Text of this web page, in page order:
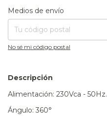
Entregas para el CP:
Medios de envío
No sé mi código postal
Descripción
Alimentación: 230Vca - 50Hz.
Ángulo: 360°